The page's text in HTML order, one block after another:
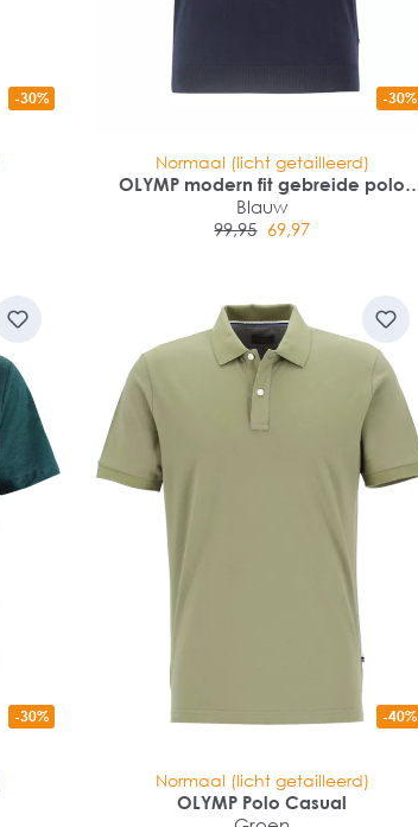
-30% -30%
Normaal (licht getailleerd)
OLYMP modern fit gebreide polo
katoen met lyocell
Blauw
99,95 69,97
-30% -40%
Normaal (licht getailleerd)
OLYMP Polo Casual